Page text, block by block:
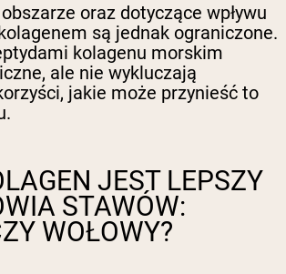
oraz dotyczące wpływu
są jednak ograniczone.
kolagenu morskim
ale nie wykluczają
jakie może przynieść to
JEST LEPSZY
STAWÓW:
WOŁOWY?